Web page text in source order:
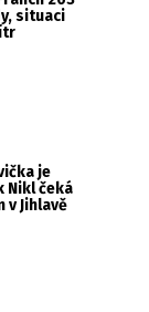
situaci
je
Nikl čeká
v Jihlavě